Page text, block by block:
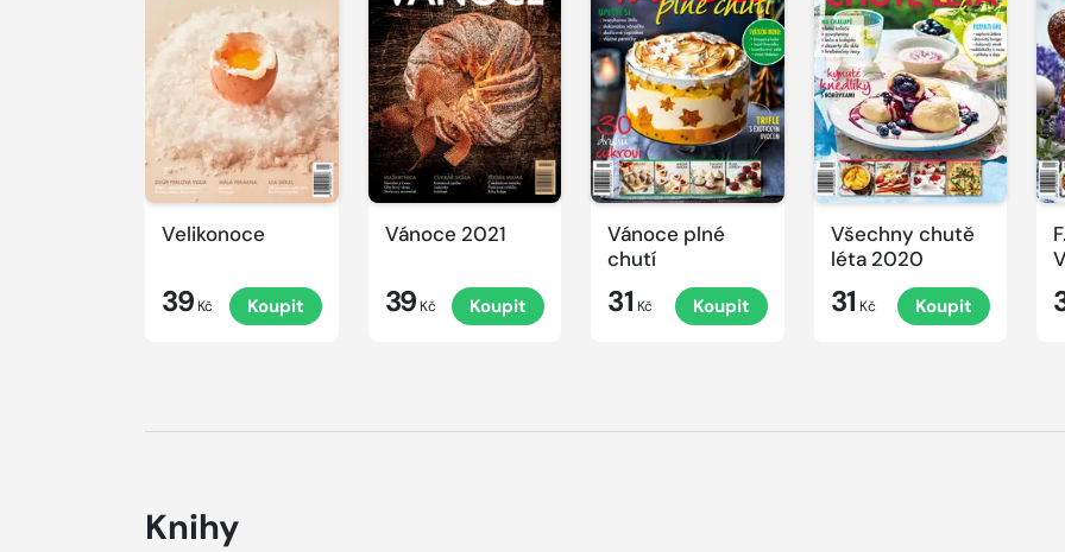
Velikonoce
39 Kč Koupit
Vánoce 2021
39 Kč Koupit
Vánoce plné
chutí
31 Kč Koupit
Všechny chutě
léta 2020
31 Kč Koupit
Knihy